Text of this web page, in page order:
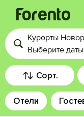
Войти
Избранное
История
Курорты
Выберите даты
Сорт.
Отели